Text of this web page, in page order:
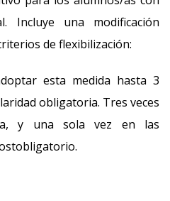
Incluye una modificación
de flexibilización:
esta medida hasta 3
obligatoria. Tres veces
y una sola vez en las